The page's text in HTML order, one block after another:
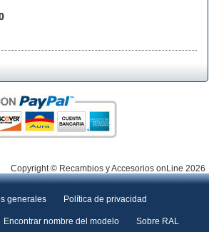
Copyright © Recambios y Accesorios onLine 2026
generales Política de privacidad
Encontrar nombre del modelo Sobre RAL